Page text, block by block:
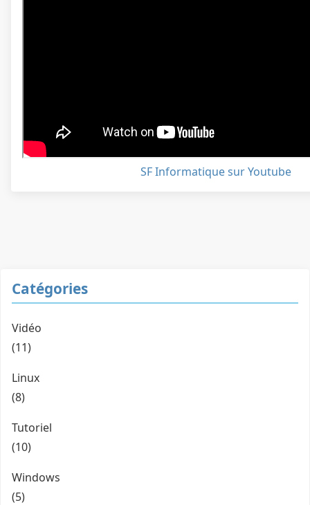
SF Informatique sur Youtube
Catégories
Vidéo
(11)
Linux
(8)
Tutoriel
(10)
Windows
(5)